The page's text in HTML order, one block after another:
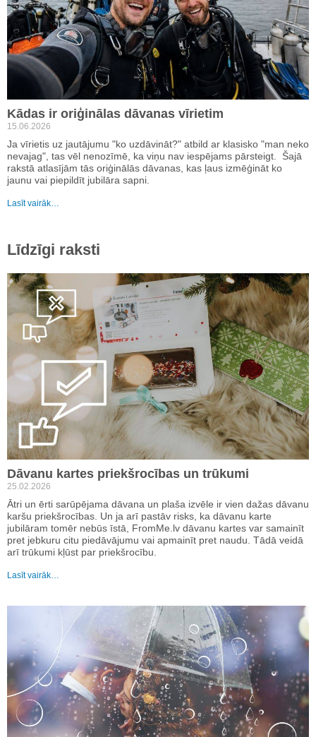
Kādas ir oriģinālas dāvanas vīrietim
15.06.2026
Ja vīrietis uz jautājumu "ko uzdāvināt?" atbild ar klasisko "man neko
nevajag", tas vēl nenozīmē, ka viņu nav iespējams pārsteigt. Šajā
rakstā atlasījām tās oriģinālās dāvanas, kas ļaus izmēģināt ko
jaunu vai piepildīt jubilāra sapni.
Lasīt vairāk…
Līdzīgi raksti
Dāvanu kartes priekšrocības un trūkumi
25.02.2026
Ātri un ērti sarūpējama dāvana un plaša izvēle ir vien dažas dāvanu
karšu priekšrocības. Un ja arī pastāv risks, ka dāvanu karte
jubilāram tomēr nebūs īstā, FromMe.lv dāvanu kartes var samainīt
pret jebkuru citu piedāvājumu vai apmainīt pret naudu. Tādā veidā
arī trūkumi kļūst par priekšrocību.
Lasīt vairāk…